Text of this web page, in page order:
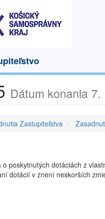
Dátum konania
Zastupiteľstva
o poskytnutých dotáciách z
dotácií v znení neskorších